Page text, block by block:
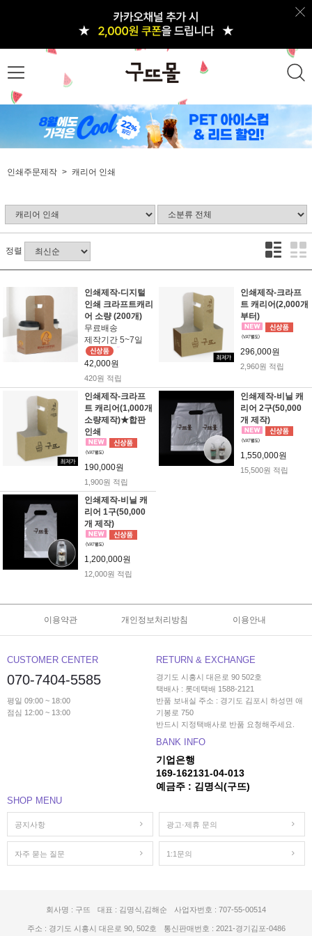
인쇄주문제작 캐리어 인쇄
정렬
인쇄제작-디지털
인쇄 크라프트캐리
어 소량 (200개)
무료배송
제작기간 5~7일
42,000원
420원 적립
인쇄제작-크라프
트 캐리어(2,000개
부터)
296,000원
2,960원 적립
인쇄제작-크라프
트 캐리어(1,000개
소량제작)★합판
인쇄
190,000원
1,900원 적립
인쇄제작-비닐 캐
리어 2구(50,000
개 제작)
1,550,000원
15,500원 적립
인쇄제작-비닐 캐
리어 1구(50,000
개 제작)
1,200,000원
12,000원 적립
이용약관 개인정보처리방침 이용안내
CUSTOMER CENTER
070-7404-5585
평일 09:00 ~ 18:00
점심 12:00 ~ 13:00
RETURN & EXCHANGE
경기도 시흥시 대은로 90 502호
택배사 : 롯데택배 1588-2121
반품 보내실 주소 : 경기도 김포시 하성면 애
기봉로 750
반드시 지정택배사로 반품 요청해주세요.
BANK INFO
기업은행
169-162131-04-013
예금주 : 김명식(구뜨)
SHOP MENU
공지사항 광고·제휴 문의
자주 묻는 질문 1:1문의
회사명 : 구뜨 대표 : 김명식,김해순 사업자번호 : 707-55-00514
주소 : 경기도 시흥시 대은로 90, 502호 통신판매번호 : 2021-경기김포-0486